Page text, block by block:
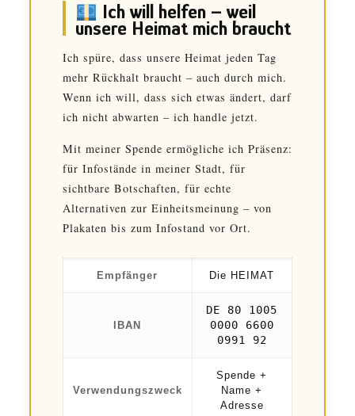
Ich will helfen – weil
unsere Heimat mich braucht
Ich spüre, dass unsere Heimat jeden Tag
mehr Rückhalt braucht – auch durch mich.
Wenn ich will, dass sich etwas ändert, darf
ich nicht abwarten – ich handle jetzt.
Mit meiner Spende ermögliche ich Präsenz:
für Infostände in meiner Stadt, für
sichtbare Botschaften, für echte
Alternativen zur Einheitsmeinung – von
Plakaten bis zum Infostand vor Ort.
Empfänger Die HEIMAT
IBAN
DE 80 1005
0000 6600
0991 92
Verwendungszweck
Spende +
Name +
Adresse